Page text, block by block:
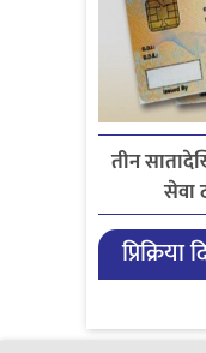
तीन
सेवा
प्रिक्रिया